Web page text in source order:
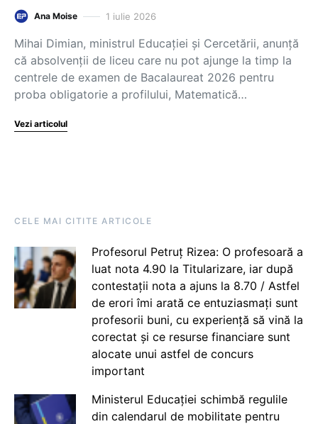
Ana Moise 1 iulie 2026
Mihai Dimian, ministrul Educației și Cercetării, anunță
că absolvenții de liceu care nu pot ajunge la timp la
centrele de examen de Bacalaureat 2026 pentru
proba obligatorie a profilului, Matematică…
Vezi articolul
CELE MAI CITITE ARTICOLE
Profesorul Petruț Rizea: O profesoară a
luat nota 4.90 la Titularizare, iar după
contestații nota a ajuns la 8.70 / Astfel
de erori îmi arată ce entuziasmați sunt
profesorii buni, cu experiență să vină la
corectat și ce resurse financiare sunt
alocate unui astfel de concurs
important
Ministerul Educației schimbă regulile
din calendarul de mobilitate pentru